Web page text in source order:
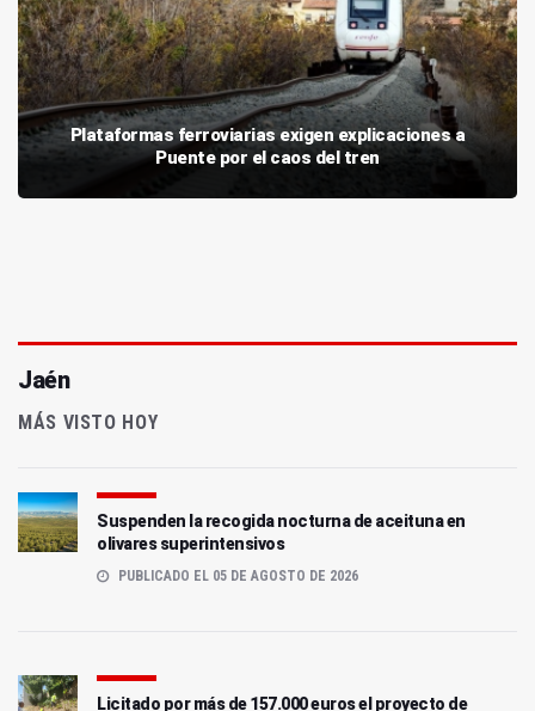
Plataformas ferroviarias exigen explicaciones a
Puente por el caos del tren
Jaén
MÁS VISTO HOY
Suspenden la recogida nocturna de aceituna en
olivares superintensivos
PUBLICADO EL 05 DE AGOSTO DE 2026
Licitado por más de 157.000 euros el proyecto de